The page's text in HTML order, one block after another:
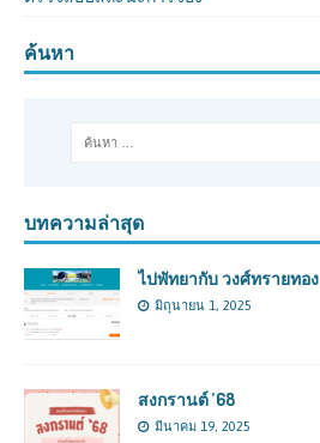
ค้นหา
บทความล่าสุด
ไปพัทยากับ วงศ์ทรายทอง
มิถุนายน 1, 2025
สงกรานต์ ’68
มีนาคม 19, 2025